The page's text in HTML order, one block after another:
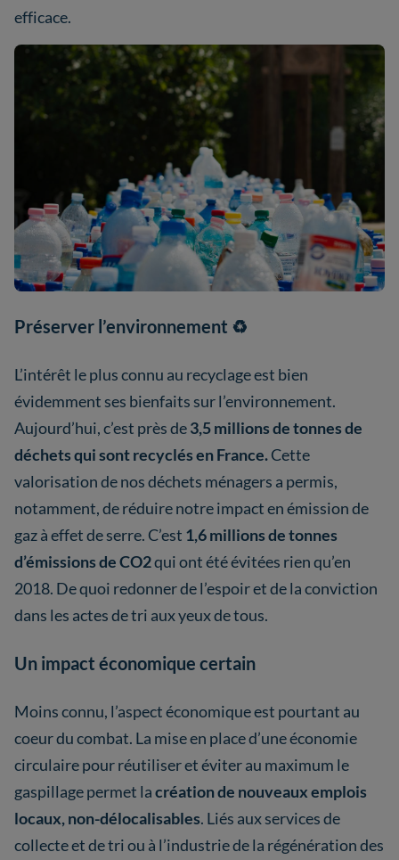
efficace.
Préserver l’environnement ♻️
L’intérêt le plus connu au recyclage est bien
évidemment ses bienfaits sur l’environnement.
Aujourd’hui, c’est près de3,5 millions de tonnes de
déchets qui sont recyclés en France.Cette
valorisation de nos déchets ménagers a permis,
notamment, de réduire notre impact en émission de
gaz à effet de serre. C’est 1,6 millions de tonnes
d’émissions de CO2qui ont été évitées rien qu’en
2018. De quoi redonner de l’espoir et de la conviction
dans les actes de tri aux yeux de tous.
Un impact économique certain
Moins connu, l’aspect économique est pourtant au
coeur du combat. La mise en place d’une économie
circulaire pour réutiliser et éviter au maximum le
gaspillage permet lacréation de nouveaux emplois
locaux, non-délocalisables. Liés aux services de
collecte et de tri ou à l’industrie de la régénération des